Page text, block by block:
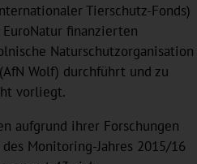
Tierschutz-Fonds)
finanzierten
Naturschutzorganisation
Wolf) durchführt und zu
vorliegt.
aufgrund ihrer Forschungen
Monitoring-Jahres 2015/16